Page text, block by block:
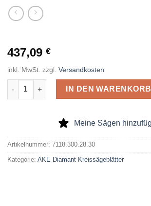
437,09 €
inkl. MwSt. zzgl. Versandkosten
AKE Diamant Kreissägeblatt DP 300 x 2,4
IN DEN WARENKORB
Meine Sägen
Artikelnummer: 7118.300.28.30
Kategorie: AKE-Diamant-Kreissägeblätter